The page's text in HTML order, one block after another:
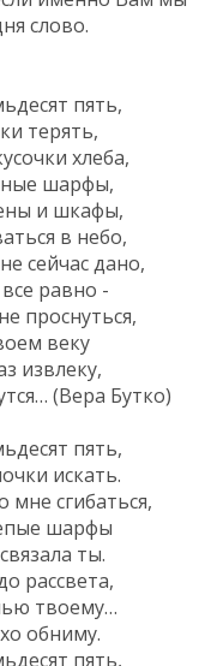
слово.
пять,
терять,
хлеба,
шарфы,
и шкафы,
в небо,
сейчас дано,
равно -
проснуться,
веку
извлеку,
(Вера Бутко)
пять,
искать.
мне сгибаться,
шарфы
ты.
рассвета,
твоему…
обниму.
пять,